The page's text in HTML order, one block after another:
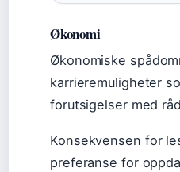
Økonomi
Økonomiske
karrieremuligheter
forutsigelser med
Konsekvensen for
preferanse for